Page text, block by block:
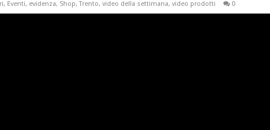
, Eventi, evidenza, Shop,Trento, video della settimana, video prodotti 0